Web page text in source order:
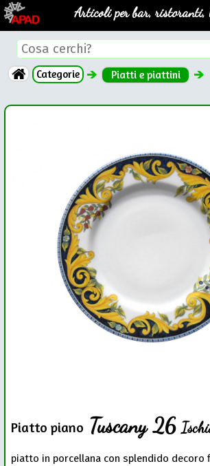
Articoli per bar, ristoranti,
Categorie Piatti e piattini
Piatto piano Tuscany 26
piatto in porcellana con splendido decoro